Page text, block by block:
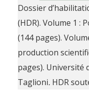
Dossier
(HDR). Volume 1 :
(144 pages).
production
pages). Université
Taglioni. HDR